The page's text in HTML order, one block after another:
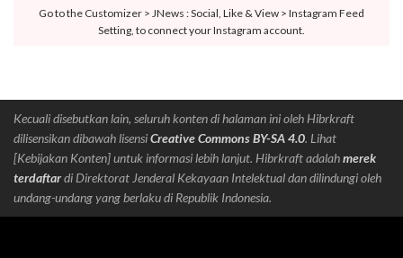
Go to the Customizer > JNews : Social, Like & View > Instagram Feed
Setting, to connect your Instagram account.
Kecuali disebutkan lain, seluruh konten di halaman ini oleh Hibrkraft
dilisensikan dibawah lisensiCreative Commons BY-SA 4.0. Lihat
[Kebijakan Konten] untuk informasi lebih lanjut. Hibrkraft adalahmerek
terdaftardi Direktorat Jenderal Kekayaan Intelektual dan dilindungi oleh
undang-undang yang berlaku di Republik Indonesia.